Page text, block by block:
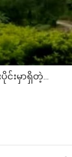
င်းမှာရှိတဲ့…